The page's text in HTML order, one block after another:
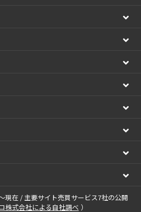
現在 / 主要サイト売買サービス7社の公開
株式会社による自社調べ ）